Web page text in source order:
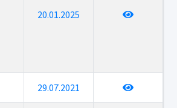
20.01.2025
29.07.2021